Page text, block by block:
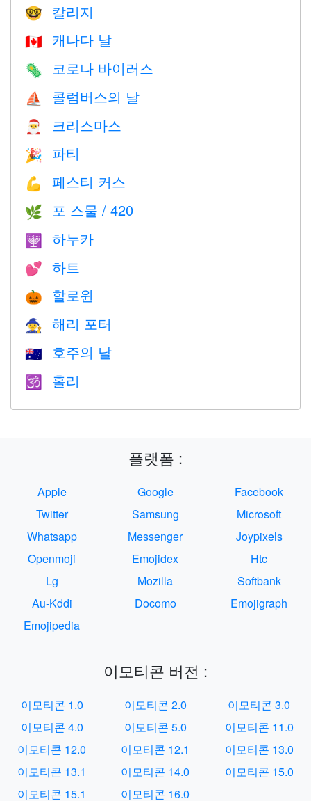
🤓 칼리지
🇨🇦 캐나다 날
🦠 코로나 바이러스
⛵️ 콜럼버스의 날
🎅 크리스마스
🎉 파티
💪 페스티 커스
🌿 포 스물 / 420
🕎 하누카
💕 하트
🎃 할로윈
🧙 해리 포터
🇦🇺 호주의 날
🕉 홀리
플랫폼 :
Apple Google
Facebook
Twitter
Samsung
Microsoft
Whatsapp
Messenger
Joypixels
Openmoji
Emojidex
Htc
Lg
Mozilla
Softbank
Au-Kddi
Docomo
Emojigraph
Emojipedia
이모티콘 버전 :
이모티콘 1.0 이모티콘 2.0
이모티콘 3.0
이모티콘 4.0
이모티콘 5.0
이모티콘 11.0
이모티콘 12.0
이모티콘 12.1
이모티콘 13.0
이모티콘 13.1
이모티콘 14.0
이모티콘 15.0
이모티콘 15.1
이모티콘 16.0